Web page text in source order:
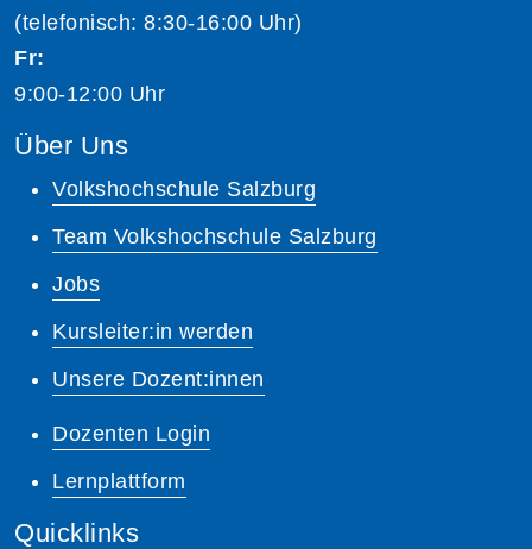
(telefonisch: 8:30-16:00 Uhr)
Fr:
9:00-12:00 Uhr
Über Uns
Volkshochschule Salzburg
Team Volkshochschule Salzburg
Jobs
Kursleiter:in werden
Unsere Dozent:innen
Dozenten Login
Lernplattform
Quicklinks